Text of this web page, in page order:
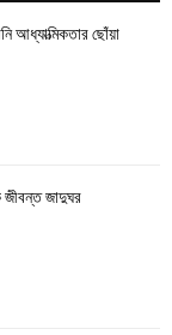
আধ্যাত্মিকতার ছোঁয়া
জীবন্ত জাদুঘর